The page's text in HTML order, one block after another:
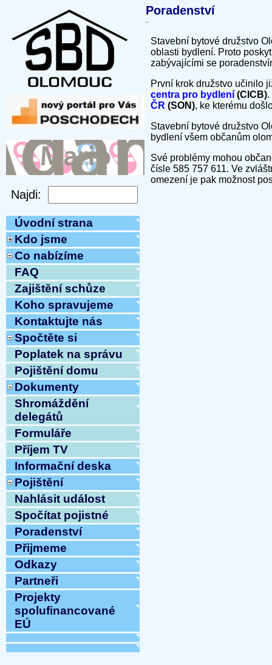
Úvodní strana
Kdo jsme
Co nabízíme
FAQ
Zajištění schůze
Koho spravujeme
Kontaktujte nás
Spočtěte si
Poplatek na správu
Pojištění domu
Dokumenty
Shromáždění
delegátů
Formuláře
Příjem TV
Informační deska
Pojištění
Nahlásit událost
Spočítat pojistné
Poradenství
Přijmeme
Odkazy
Partneři
Projekty
spolufinancované
EÚ
Poradenství
Stavební bytové družstvo
oblasti bydlení. Proto
zabývajícími se
První krok družstvo učinilo
centra pro bydlení (CICB).
ČR (SON), ke kterému
Stavební bytové družstvo
bydlení všem občanům
Své problémy mohou
čísle 585 757 611. Ve
omezení je pak možnost